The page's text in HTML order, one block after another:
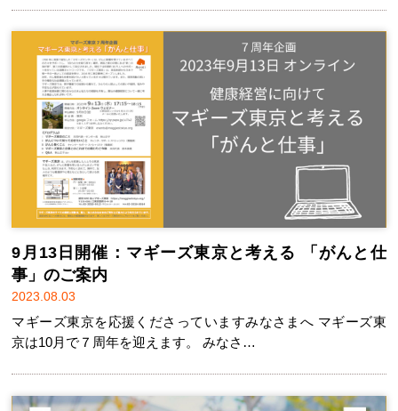
9月13日開催：マギーズ東京と考える 「がんと仕
事」のご案内
2023.08.03
マギーズ東京を応援くださっていますみなさまへ マギーズ東
京は10月で７周年を迎えます。 みなさ…